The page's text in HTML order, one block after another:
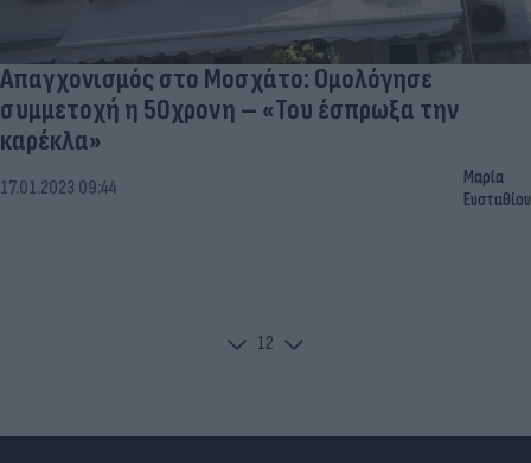
Απαγχονισμός στο Μοσχάτο: Ομολόγησε
συμμετοχή η 50χρονη – «Του έσπρωξα την
καρέκλα»
17.01.2023 09:44
Μαρία
Ευσταθίου
12